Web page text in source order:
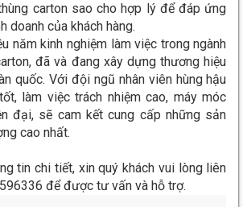
carton sao cho hợp lý để đáp ứng
doanh của khách hàng.
năm kinh nghiệm làm việc trong ngành
đã và đang xây dựng thương hiệu
quốc. Với đội ngũ nhân viên hùng hậu
làm việc trách nhiệm cao, máy móc
đại, sẽ cam kết cung cấp những sản
cao nhất.
tin chi tiết, xin quý khách vui lòng liên
để được tư vấn và hỗ trợ.